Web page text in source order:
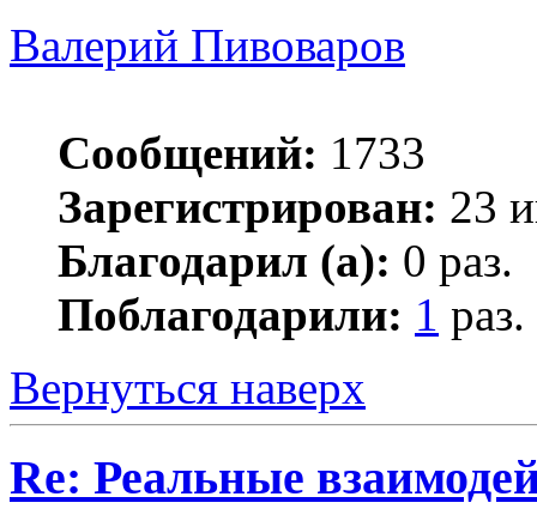
Валерий Пивоваров
Сообщений: 1733
Зарегистрирован: 23
Благодарил (а): 0 раз.
Поблагодарили: 1 раз.
Вернуться наверх
Re: Реальные